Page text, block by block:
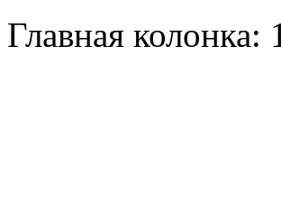
Главная колонка: